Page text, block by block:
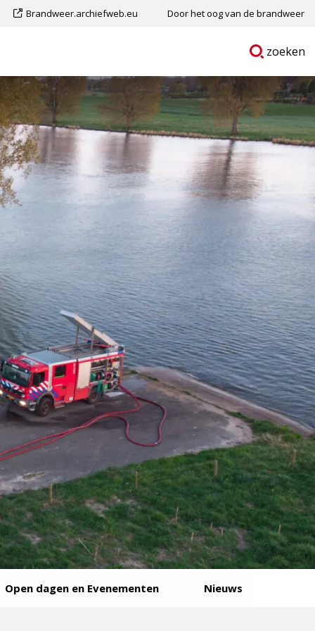
Dit
externe
pagina
Brandweer.archiefweb.eu Door het oog van de brandweer
Ga
zoeken
Open dagen en Evenementen Nieuws